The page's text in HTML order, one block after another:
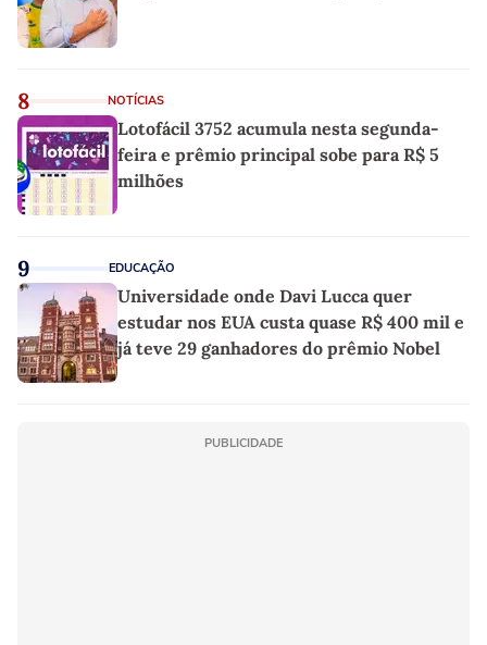
8 NOTÍCIAS
Lotofácil 3752 acumula nesta segunda-
feira e prêmio principal sobe para R$ 5
milhões
9 EDUCAÇÃO
Universidade onde Davi Lucca quer
estudar nos EUA custa quase R$ 400 mil e
já teve 29 ganhadores do prêmio Nobel
PUBLICIDADE